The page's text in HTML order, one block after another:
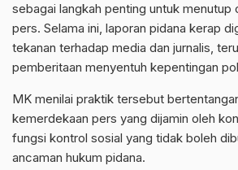
sebagai langkah penting untuk menutup
pers. Selama ini, laporan pidana kerap
tekanan terhadap media dan jurnalis,
pemberitaan menyentuh kepentingan
MK menilai praktik tersebut
kemerdekaan pers yang dijamin oleh
fungsi kontrol sosial yang tidak boleh
ancaman hukum pidana.